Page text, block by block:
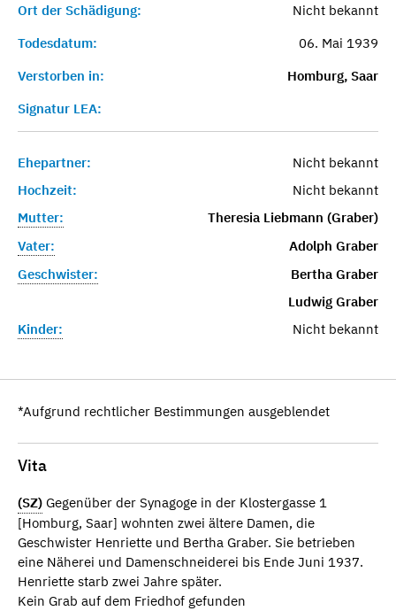
Ort der Schädigung:
Nicht bekannt
Todesdatum:
06. Mai 1939
Verstorben in:
Homburg, Saar
Signatur LEA:
Ehepartner:
Nicht bekannt
Hochzeit:
Nicht bekannt
Mutter:
Theresia Liebmann (Graber)
Vater:
Adolph Graber
Geschwister:
Bertha Graber
Ludwig Graber
Kinder:
Nicht bekannt
*Aufgrund rechtlicher Bestimmungen ausgeblendet
Vita
(SZ) Gegenüber der Synagoge in der Klostergasse 1
[Homburg, Saar] wohnten zwei ältere Damen, die
Geschwister Henriette und Bertha Graber. Sie betrieben
eine Näherei und Damenschneiderei bis Ende Juni 1937.
Henriette starb zwei Jahre später.
Kein Grab auf dem Friedhof gefunden